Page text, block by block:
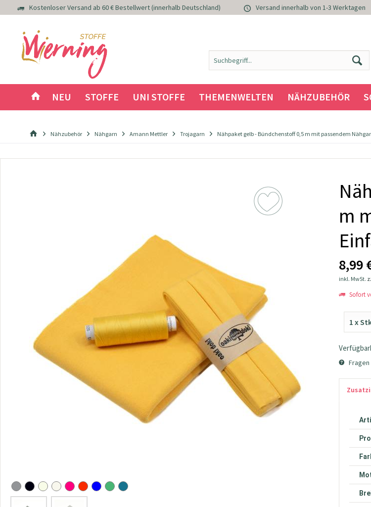
Kostenloser Versand ab 60 € Bestellwert (innerhalb Deutschland) Versand innerhalb von 1-3 Werktagen
NEU STOFFE UNI STOFFE THEMENWELTEN NÄHZUBEHÖR
Nähzubehör Nähgarn Amann Mettler Trojagarn Nähpaket gelb - Bündchenstoff 0,5 m mit passendem
m
8,99
inkl. MwSt.
Sofort